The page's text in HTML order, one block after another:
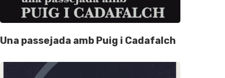
Una passejada amb Puig i Cadafalch